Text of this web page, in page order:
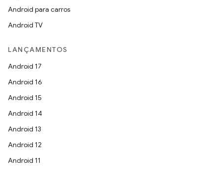
Android para carros
Android TV
LANÇAMENTOS
Android 17
Android 16
Android 15
Android 14
Android 13
Android 12
Android 11